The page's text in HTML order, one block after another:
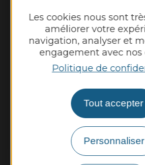
Les cookies nous sont
améliorer votre
navigation, analyser et
engagement avec nos
Politique de
Tout accepter
Personnaliser
Lundi et mardi de 9h00 à
13h30 à 17h30
Mercredi de 9h00 à 12h00
Jeudi de 9h00 à 12h00 et de
Vendredi de 9h00 à 12h00
Nous contacter